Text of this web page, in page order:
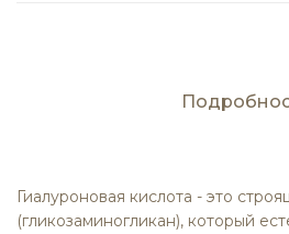
Гиалуроновая кислота - это
(гликозаминогликан), который